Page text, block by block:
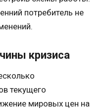
потребитель не
кризиса
текущего
мировых цен на